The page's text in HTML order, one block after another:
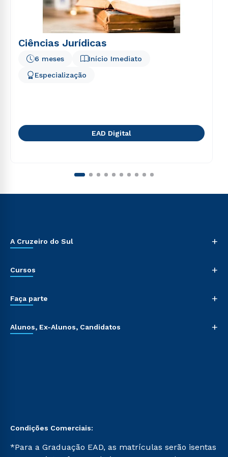
Ciências Jurídicas
Início Imediato
6 meses
Especialização
EAD Digital
A Cruzeiro do Sul +
Cursos +
Faça parte +
Alunos, Ex-Alunos, Candidatos +
Condições Comerciais:
*Para a Graduação EAD, as matrículas serão isentas